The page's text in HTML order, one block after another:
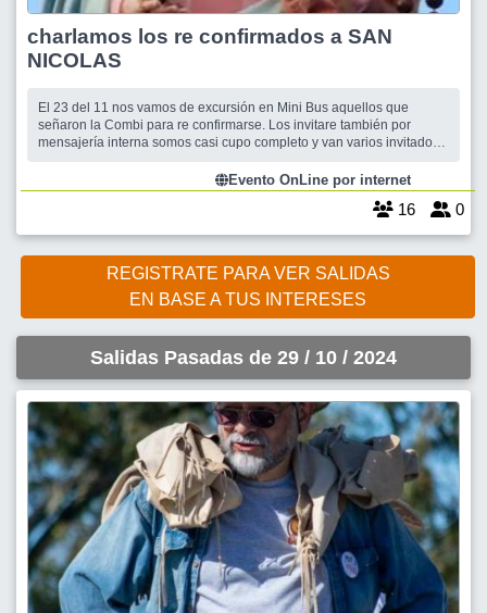
charlamos los re confirmados a SAN
NICOLAS
El 23 del 11 nos vamos de excursión en Mini Bus aquellos que
señaron la Combi para re confirmarse. Los invitare también por
mensajería interna somos casi cupo completo y van varios invitados
hora quienes no puedan conectarse me avisan y charlaremos por
wasap o en un café a
Evento OnLine por internet
16 0
REGISTRATE PARA VER SALIDAS
EN BASE A TUS INTERESES
Salidas Pasadas de 29 / 10 / 2024